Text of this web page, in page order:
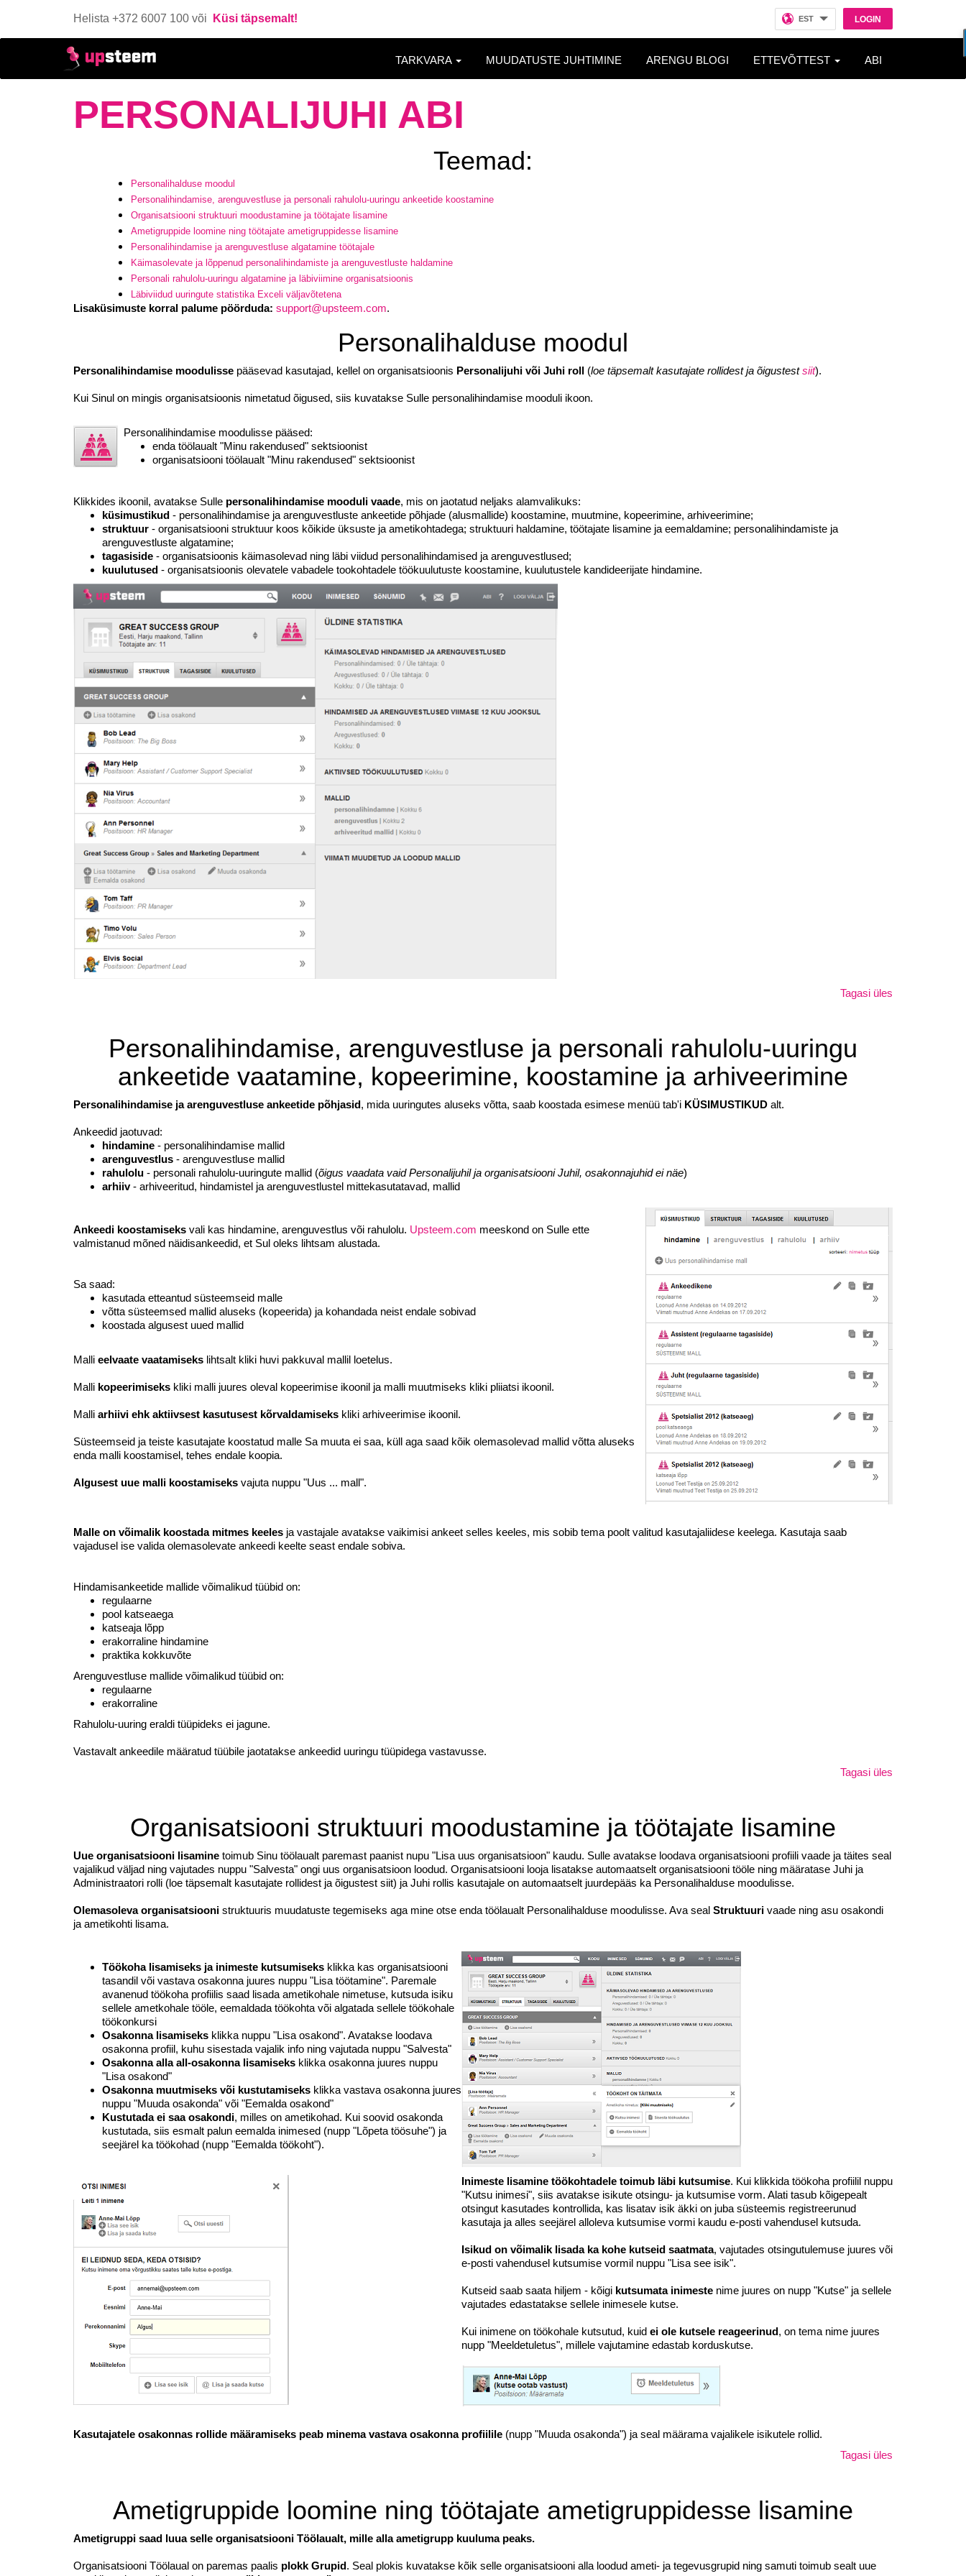
Helista +372 6007 100 või Küsi täpsemalt! LOGIN
EST
TARKVARA MUUDATUSTE JUHTIMINE ARENGU BLOGI ETTEVÕTTEST ABI
PERSONALIJUHI ABI
Teemad:
Personalihalduse moodul
Personalihindamise, arenguvestluse ja personali rahulolu-uuringu ankeetide koostamine
Organisatsiooni struktuuri moodustamine ja töötajate lisamine
Ametigruppide loomine ning töötajate ametigruppidesse lisamine
Personalihindamise ja arenguvestluse algatamine töötajale
Käimasolevate ja lõppenud personalihindamiste ja arenguvestluste haldamine
Personali rahulolu-uuringu algatamine ja läbiviimine organisatsioonis
Läbiviidud uuringute statistika Exceli väljavõtetena
Lisaküsimuste korral palume pöörduda: support@upsteem.com.
Personalihalduse moodul
Personalihindamise moodulisse pääsevad kasutajad, kellel on organisatsioonis Personalijuhi või Juhi roll (loe täpsemalt kasutajate rollidest ja õigustestsiit).
Kui Sinul on mingis organisatsioonis nimetatud õigused, siis kuvatakse Sulle personalihindamise mooduli ikoon.
Personalihindamise moodulisse pääsed:
enda töölaualt "Minu rakendused" sektsioonist
organisatsiooni töölaualt "Minu rakendused" sektsioonist
Klikkides ikoonil, avatakse Sulle personalihindamise mooduli vaade, mis on jaotatud neljaks alamvalikuks:
küsimustikud - personalihindamise ja arenguvestluste ankeetide põhjade (alusmallide) koostamine, muutmine, kopeerimine, arhiveerimine;
struktuur - organisatsiooni struktuur koos kõikide üksuste ja ametikohtadega; struktuuri haldamine, töötajate lisamine ja eemaldamine; personalihindamiste ja
arenguvestluste algatamine;
tagasiside - organisatsioonis käimasolevad ning läbi viidud personalihindamised ja arenguvestlused;
kuulutused - organisatsioonis olevatele vabadele tookohtadele töökuulutuste koostamine, kuulutustele kandideerijate hindamine.
Tagasi üles
Personalihindamise, arenguvestluse ja personali rahulolu-uuringu
ankeetide vaatamine, kopeerimine, koostamine ja arhiveerimine
Personalihindamise ja arenguvestluse ankeetide põhjasid, mida uuringutes aluseks võtta, saab koostada esimese menüü tab'i KÜSIMUSTIKUD alt.
Ankeedid jaotuvad:
hindamine - personalihindamise mallid
arenguvestlus - arenguvestluse mallid
rahulolu - personali rahulolu-uuringute mallid (õigus vaadata vaid Personalijuhil ja organisatsiooni Juhil, osakonnajuhid ei näe)
arhiiv- arhiveeritud, hindamistel ja arenguvestlustel mittekasutatavad, mallid
Ankeedi koostamiseks vali kas hindamine, arenguvestlus või rahulolu. Upsteem.com meeskond on Sulle ette
valmistanud mõned näidisankeedid, et Sul oleks lihtsam alustada.
Sa saad:
kasutada etteantud süsteemseid malle
võtta süsteemsed mallid aluseks (kopeerida) ja kohandada neist endale sobivad
koostada algusest uued mallid
Malli eelvaate vaatamiseks lihtsalt kliki huvi pakkuval mallil loetelus.
Malli kopeerimiseks kliki malli juures oleval kopeerimise ikoonil ja malli muutmiseks kliki pliiatsi ikoonil.
Malli arhiivi ehk aktiivsest kasutusest kõrvaldamiseks kliki arhiveerimise ikoonil.
Süsteemseid ja teiste kasutajate koostatud malle Sa muuta ei saa, küll aga saad kõik olemasolevad mallid võtta aluseks
enda malli koostamisel, tehes endale koopia.
Algusest uue malli koostamiseks vajuta nuppu "Uus ... mall".
Malle on võimalik koostada mitmes keeles ja vastajale avatakse vaikimisi ankeet selles keeles, mis sobib tema poolt valitud kasutajaliidese keelega. Kasutaja saab
vajadusel ise valida olemasolevate ankeedi keelte seast endale sobiva.
Hindamisankeetide mallide võimalikud tüübid on:
regulaarne
pool katseaega
katseaja lõpp
erakorraline hindamine
praktika kokkuvõte
Arenguvestluse mallide võimalikud tüübid on:
regulaarne
erakorraline
Rahulolu-uuring eraldi tüüpideks ei jagune.
Vastavalt ankeedile määratud tüübile jaotatakse ankeedid uuringu tüüpidega vastavusse.
Tagasi üles
Organisatsiooni struktuuri moodustamine ja töötajate lisamine
Uue organisatsiooni lisamine toimub Sinu töölaualt paremast paanist nupu "Lisa uus organisatsioon" kaudu. Sulle avatakse loodava organisatsiooni profiili vaade ja täites seal
vajalikud väljad ning vajutades nuppu "Salvesta" ongi uus organisatsioon loodud. Organisatsiooni looja lisatakse automaatselt organisatsiooni tööle ning määratase Juhi ja
Administraatori rolli (loe täpsemalt kasutajate rollidest ja õigustest siit) ja Juhi rollis kasutajale on automaatselt juurdepääs ka Personalihalduse moodulisse.
Olemasoleva organisatsiooni struktuuris muudatuste tegemiseks aga mine otse enda töölaualt Personalihalduse moodulisse. Ava seal Struktuuri vaade ning asu osakondi
ja ametikohti lisama.
Töökoha lisamiseks ja inimeste kutsumiseks klikka kas organisatsiooni
tasandil või vastava osakonna juures nuppu "Lisa töötamine". Paremale
avanenud töökoha profiilis saad lisada ametikohale nimetuse, kutsuda isiku
sellele ametkohale tööle, eemaldada töökohta või algatada sellele töökohale
töökonkursi
Osakonna lisamiseks klikka nuppu "Lisa osakond". Avatakse loodava
osakonna profiil, kuhu sisestada vajalik info ning vajutada nuppu "Salvesta"
Osakonna alla all-osakonna lisamiseks klikka osakonna juures nuppu
"Lisa osakond"
Osakonna muutmiseks või kustutamiseks klikka vastava osakonna juures
nuppu "Muuda osakonda" või "Eemalda osakond"
Kustutada ei saa osakondi, milles on ametikohad. Kui soovid osakonda
kustutada, siis esmalt palun eemalda inimesed (nupp "Lõpeta töösuhe") ja
seejärel ka töökohad (nupp "Eemalda töökoht").
Inimeste lisamine töökohtadele toimub läbi kutsumise. Kui klikkida töökoha profiilil nuppu
"Kutsu inimesi", siis avatakse isikute otsingu- ja kutsumise vorm. Alati tasub kõigepealt
otsingut kasutades kontrollida, kas lisatav isik äkki on juba süsteemis registreerunud
kasutaja ja alles seejärel alloleva kutsumise vormi kaudu e-posti vahendusel kutsuda.
Isikud on võimalik lisada ka kohe kutseid saatmata, vajutades otsingutulemuse juures või
e-posti vahendusel kutsumise vormil nuppu "Lisa see isik".
Kutseid saab saata hiljem - kõigi kutsumata inimeste nime juures on nupp "Kutse" ja sellele
vajutades edastatakse sellele inimesele kutse.
Kui inimene on töökohale kutsutud, kuid ei ole kutsele reageerinud, on tema nime juures
nupp "Meeldetuletus", millele vajutamine edastab korduskutse.
Kasutajatele osakonnas rollide määramiseks peab minema vastava osakonna profiilile (nupp "Muuda osakonda") ja seal määrama vajalikele isikutele rollid.
Tagasi üles
Ametigruppide loomine ning töötajate ametigruppidesse lisamine
Ametigruppi saad luua selle organisatsiooni Töölaualt, mille alla ametigrupp kuuluma peaks.
Organisatsiooni Töölaual on paremas paalis plokk Grupid. Seal plokis kuvatakse kõik selle organisatsiooni alla loodud ameti- ja tegevusgrupid ning samuti toimub sealt uue
LIITU UUDISKIRJAGA